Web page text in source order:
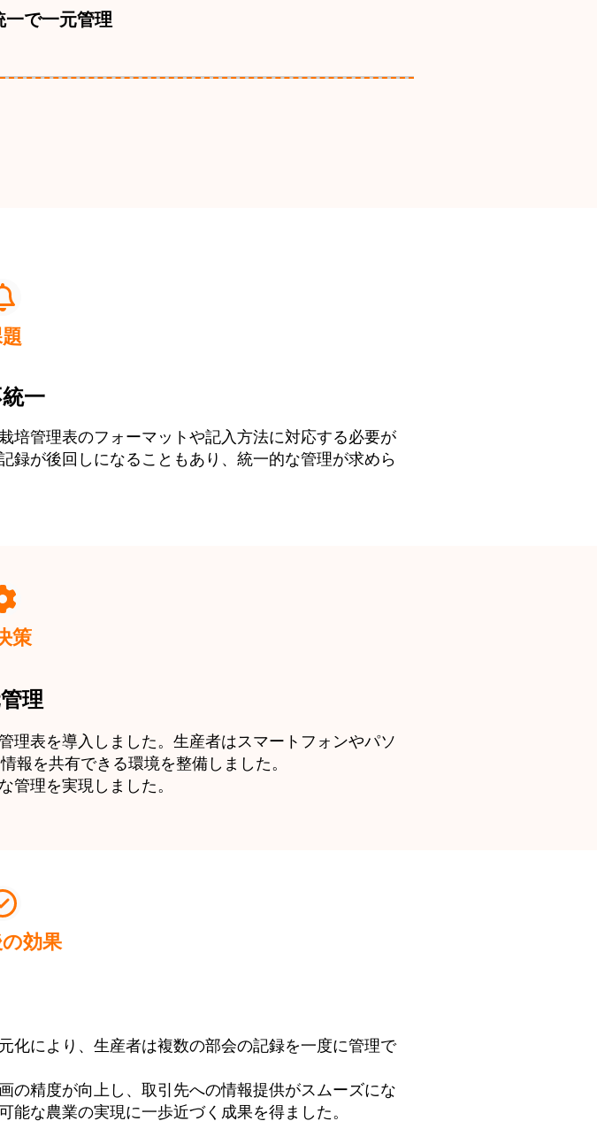
で一元管理
一
培管理表のフォーマットや記入方法に対応する必要が
録が後回しになることもあり、統一的な管理が求めら
策
理
理表を導入しました。生産者はスマートフォンやパソ
報を共有できる環境を整備しました。
管理を実現しました。
効果
化により、生産者は複数の部会の記録を一度に管理で
の精度が向上し、取引先への情報提供がスムーズにな
な農業の実現に一歩近づく成果を得ました。